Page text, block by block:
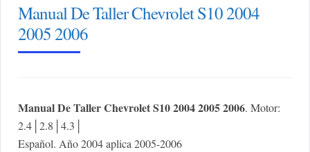
Manual De Taller Chevrolet S10 2004
2005 2006
Manual De Taller Chevrolet S10 2004 2005 2006. Motor:
2.4│2.8│4.3│
Español. Año 2004 aplica 2005-2006